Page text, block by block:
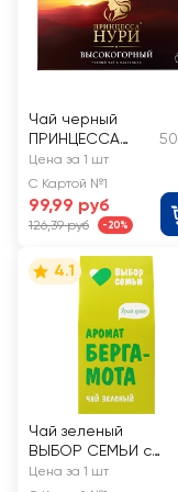
Чай черный
ПРИНЦЕССА
НУРИ
Высокогорный
Цена за 1 шт
С Картой №1
99,99 руб
126,39 руб -20%
4.1
Чай зеленый
ВЫБОР СЕМЬИ с
ароматом
Цена за 1 шт